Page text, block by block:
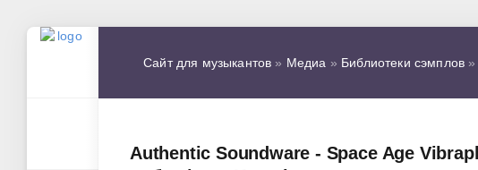
Сайт для музыкантов » Медиа » Библиотеки сэмплов
Authentic Soundware - Space Age